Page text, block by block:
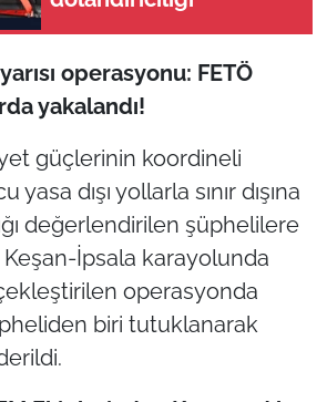
operasyonu: FETÖ
yakalandı!
güçlerinin koordineli
yasa dışı yollarla sınır dışına
değerlendirilen şüphelilere
İpsala karayolunda
operasyonda
biri tutuklanarak